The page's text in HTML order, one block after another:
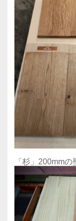
「杉」200mmの